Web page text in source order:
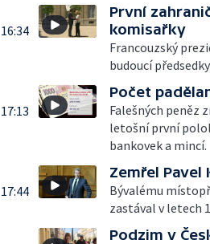
16:34
První
komisařky
Francouzský
budoucí
17:13
Počet
Falešných peněz
letošní první
bankovek a mincí.
17:44
Zemřel Pavel
Bývalému
zastával v letech
Podzim v